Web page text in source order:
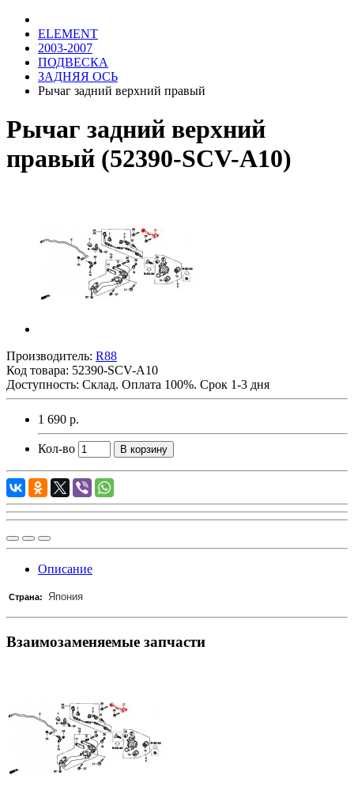
ELEMENT
2003-2007
ПОДВЕСКА
ЗАДНЯЯ ОСЬ
Рычаг задний верхний правый
Рычаг задний верхний
правый (52390-SCV-A10)
Производитель: R88
Код товара: 52390-SCV-A10
Доступность: Склад. Оплата 100%. Срок 1-3 дня
1 690 р.
Кол-во В корзину
Описание
Страна: Япония
Взаимозаменяемые запчасти